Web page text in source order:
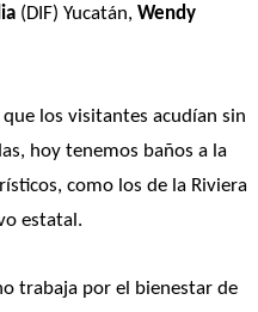
(DIF) Yucatán, Wendy
los visitantes acudían sin
hoy tenemos baños a la
como los de la Riviera
estatal.
trabaja por el bienestar de